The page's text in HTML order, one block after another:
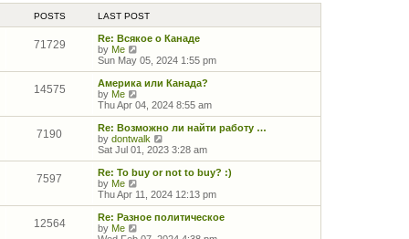
POSTS LAST POST
71729
Re: Всякое о Канаде
by Me
i
e
w
h
e
l
a
t
e
s
t
p
o
t
Sun May 05, 2024 1:55 pm
14575
Америка или Канада?
by Me
i
e
w
t
h
e
l
t
s
t
p
Thu Apr 04, 2024 8:55 am
7190
Re: Возможно ли найти работу …
by dontwalk
i
e
w
h
e
l
t
Sat Jul 01, 2023 3:28 am
7597
Re: To buy or not to buy? :)
by Me
i
e
w
Thu Apr 11, 2024 12:13 pm
12564
Re: Разное политическое
by Me